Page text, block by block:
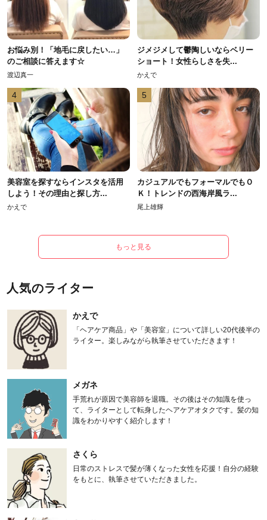
お悩み別！「地毛に戻したい…」
のご相談に答えます☆
渡辺真一
ジメジメして鬱陶しいならベリー
ショート！女性らしさを失...
かえで
4
美容室を探すならインスタを活用
しよう！その理由と探し方...
かえで
5
カジュアルでもフォーマルでもＯ
Ｋ！トレンドの西海岸風ラ...
尾上雄輝
もっと見る
人気のライター
かえで
「ヘアケア商品」や「美容室」について詳しい20代後半の
ライター。楽しみながら執筆させていただきます！
メガネ
手荒れが原因で美容師を退職。その後はその知識を使っ
て、ライターとして転身したヘアケアオタクです。髪の知
識をわかりやすく紹介します！
さくら
日常のストレスで髪が薄くなった女性を応援！自分の経験
をもとに、執筆させていただきました。